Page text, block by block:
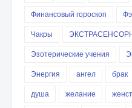
Финансовый гороскоп
Чакры
Эзотерические учения
Энергия
ангел брак
душа
желание